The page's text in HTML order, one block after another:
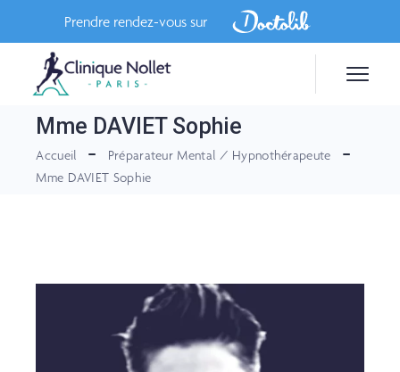
Prendre rendez-vous sur
Mme DAVIET Sophie
Accueil
Préparateur Mental / Hypnothérapeute
Mme DAVIET Sophie